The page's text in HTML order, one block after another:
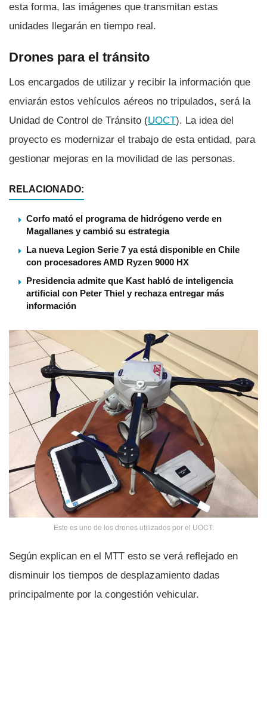
esta forma, las imágenes que transmitan estas
unidades llegarán en tiempo real.
Drones para el tránsito
Los encargados de utilizar y recibir la información que
enviarán estos vehí­culos aéreos no tripulados, será la
Unidad de Control de Tránsito (UOCT). La idea del
proyecto es modernizar el trabajo de esta entidad, para
gestionar mejoras en la movilidad de las personas.
RELACIONADO:
Corfo mató el programa de hidrógeno verde en
Magallanes y cambió su estrategia
La nueva Legion Serie 7 ya está disponible en Chile
con procesadores AMD Ryzen 9000 HX
Presidencia admite que Kast habló de inteligencia
artificial con Peter Thiel y rechaza entregar más
información
Este es uno de los drones utilizados por el UOCT.
Según explican en el MTT esto se verá reflejado en
disminuir los tiempos de desplazamiento dadas
principalmente por la congestión vehicular.